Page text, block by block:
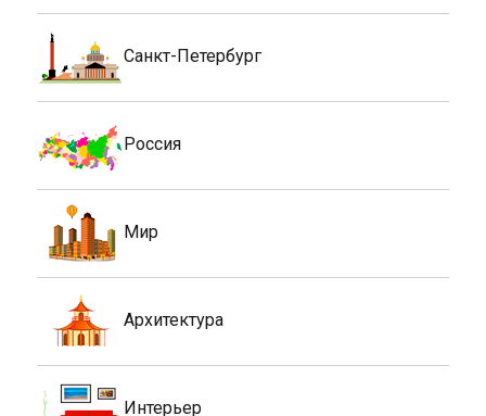
Санкт-Петербург
Россия
Мир
Архитектура
Интерьер